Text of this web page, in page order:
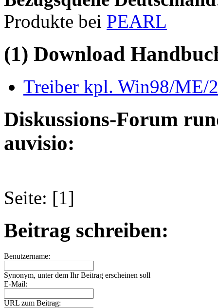
Produkte bei PEARL
(1) Download
Treiber kpl. Win98/ME/
Diskussions-Forum
auvisio:
Seite: [1]
Beitrag schreiben:
Benutzername:
Synonym, unter dem Ihr Beitrag erscheinen soll
E-Mail:
URL zum Beitrag: